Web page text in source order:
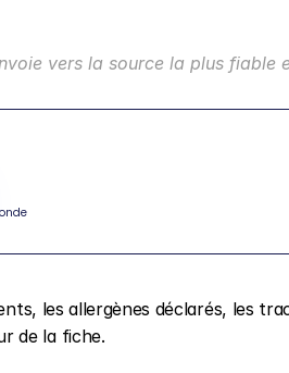
vers la source la plus fiable
les allergènes déclarés, les
de la fiche.